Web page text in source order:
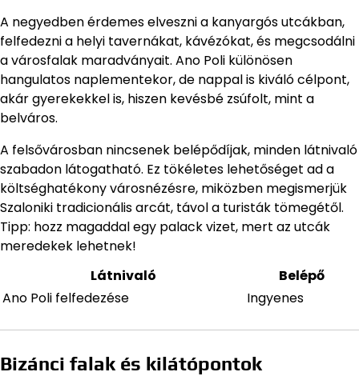
A negyedben érdemes elveszni a kanyargós utcákban,
felfedezni a helyi tavernákat, kávézókat, és megcsodálni
a városfalak maradványait. Ano Poli különösen
hangulatos naplementekor, de nappal is kiváló célpont,
akár gyerekekkel is, hiszen kevésbé zsúfolt, mint a
belváros.
A felsővárosban nincsenek belépődíjak, minden látnivaló
szabadon látogatható. Ez tökéletes lehetőséget ad a
költséghatékony városnézésre, miközben megismerjük
Szaloniki tradicionális arcát, távol a turisták tömegétől.
Tipp: hozz magaddal egy palack vizet, mert az utcák
meredekek lehetnek!
Látnivaló
Belépő
Ano Poli felfedezése
Ingyenes
Bizánci falak és kilátópontok